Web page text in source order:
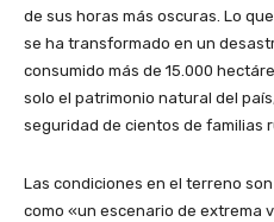
de sus horas más oscuras. Lo
se ha transformado en un
consumido más de 15.000
solo el patrimonio natural del
seguridad de cientos de familias
Las condiciones en el terreno
como «un escenario de extrema